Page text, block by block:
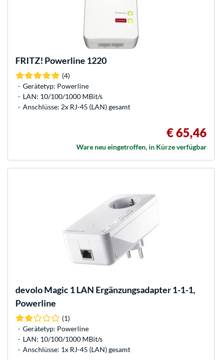
FRITZ! Powerline 1220
(4)
Gerätetyp: Powerline
LAN: 10/100/1000 MBit/s
Anschlüsse: 2x RJ-45 (LAN) gesamt
€ 65,46
Ware neu eingetroffen, in Kürze verfügbar
devoloMagic 1 LAN Ergänzungsadapter 1-1-1,
Powerline
(1)
Gerätetyp: Powerline
LAN: 10/100/1000 MBit/s
Anschlüsse: 1x RJ-45 (LAN) gesamt